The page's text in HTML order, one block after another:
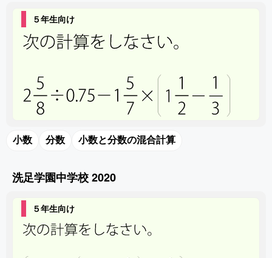
５年生向け
小数 分数 小数と分数の混合計算
洗足学園中学校 2020
５年生向け